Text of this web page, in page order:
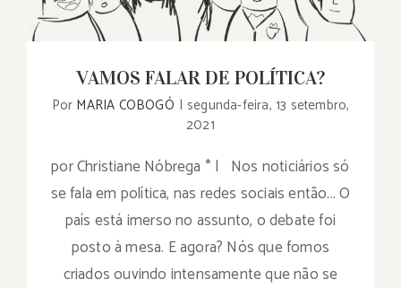
VAMOS FALAR DE POLÍTICA?
Por MARIA COBOGÓ | segunda-feira, 13 setembro,
2021
por Christiane Nóbrega * | Nos noticiários só
se fala em política, nas redes sociais então... O
país está imerso no assunto, o debate foi
posto à mesa. E agora? Nós que fomos
criados ouvindo intensamente que não se